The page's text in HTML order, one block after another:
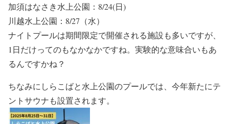
加須はなさき水上公園：8/24(日)
川越水上公園：8/27（水）
ナイトプールは期間限定で開催される施設も多いですが、
1日だけってのもなかなかですね。実験的な意味合いもあ
るんですかね？
ちなみにしらこばと水上公園のプールでは、今年新たにテ
ントサウナも設置されます。